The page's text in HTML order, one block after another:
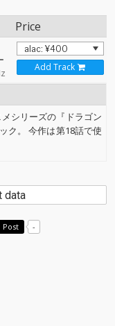
Price
Add Track
シリーズの『ドラゴン
ク。 今作は第18話で使
data
Post -